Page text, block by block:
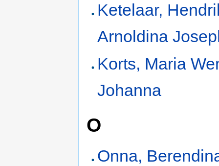
Ketelaar,
Arnoldina
Korts, Maria
Johanna
O
Onna,